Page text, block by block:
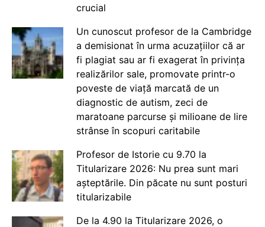
crucial
Un cunoscut profesor de la Cambridge
a demisionat în urma acuzațiilor că ar
fi plagiat sau ar fi exagerat în privința
realizărilor sale, promovate printr-o
poveste de viață marcată de un
diagnostic de autism, zeci de
maratoane parcurse și milioane de lire
strânse în scopuri caritabile
Profesor de Istorie cu 9.70 la
Titularizare 2026: Nu prea sunt mari
așteptările. Din păcate nu sunt posturi
titularizabile
De la 4.90 la Titularizare 2026, o